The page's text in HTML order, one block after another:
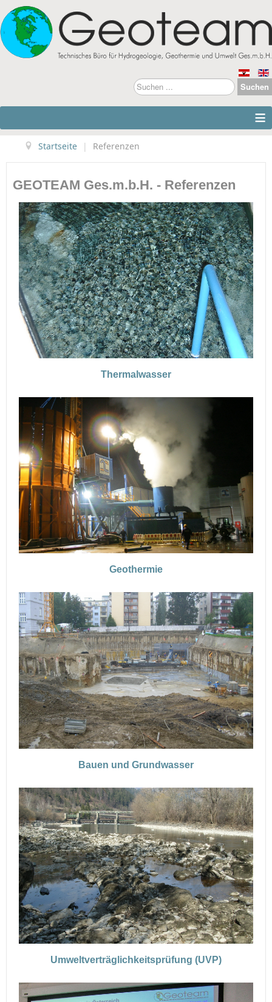
Suchen
...
Suchen
≡
Startseite | Referenzen
GEOTEAM Ges.m.b.H. - Referenzen
Thermalwasser
Geothermie
Bauen und Grundwasser
Umweltverträglichkeitsprüfung (UVP)